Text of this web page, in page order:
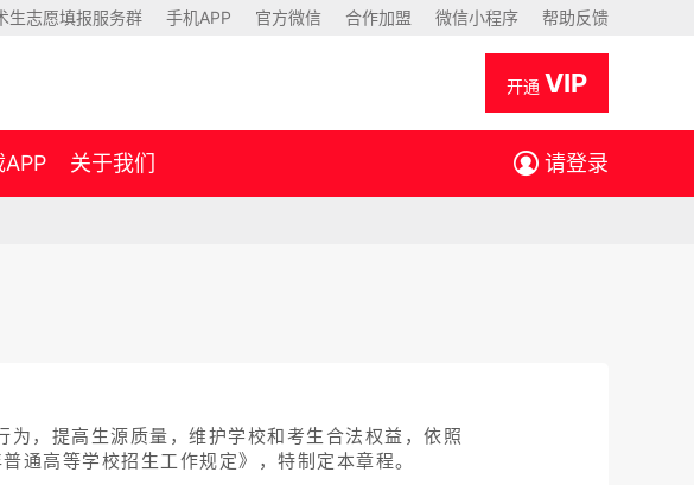
生志愿填报服务群 手机APP 官方微信 合作加盟 微信小程序 帮助反馈
开通 VIP
APP 关于我们 请登录
，提高生源质量，维护学校和考生合法权益，依照
通高等学校招生工作规定》，特制定本章程。